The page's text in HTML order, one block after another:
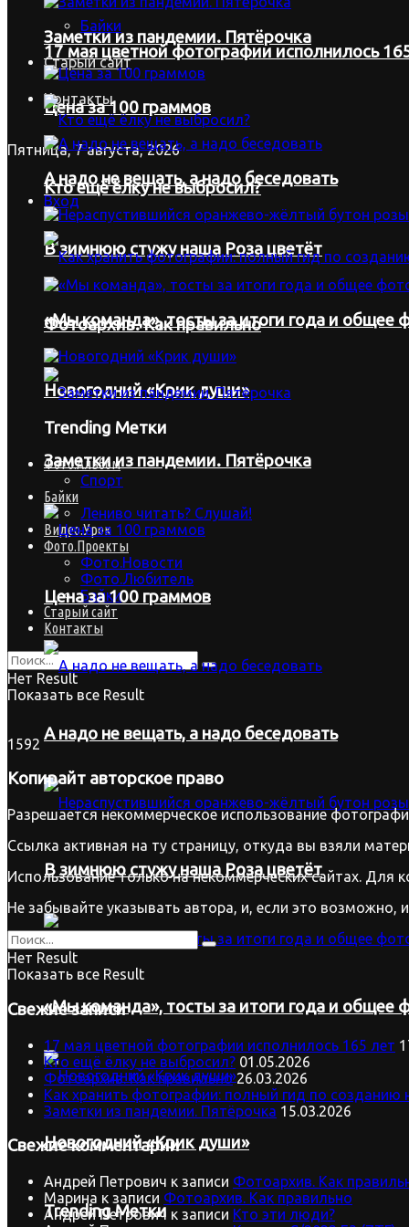
Байки
Старый сайт
Контакты
Пятница, 7 августа, 2026
Вход
Заметки из пандемии. Пятёрочка
Цена за 100 граммов
А надо не вещать, а надо беседовать
В зимнюю стужу наша Роза цветёт
«Мы команда», тосты за итоги года и общее
Новогодний «Крик души»
Trending Метки
Фото.Альбом
Спорт
Байки
Лениво читать? Слушай!
Видео.Урок
Фото.Проекты
Фото.Новости
Фото.Любитель
Байки
Старый сайт
Контакты
Нет Result
Показать все Result
17 мая цветной фотографии исполнилось
Кто ещё ёлку не выбросил?
Фотоархив. Как правильно
Заметки из пандемии. Пятёрочка
Цена за 100 граммов
А надо не вещать, а надо беседовать
В зимнюю стужу наша Роза цветёт
«Мы команда», тосты за итоги года и общее
Новогодний «Крик души»
Trending Метки
1592
Копирайт авторское право
Разрешается некоммерческое использование
Ссылка активная на ту страницу, откуда вы взяли
Использование только на некоммерческих сайтах.
Не забывайте указывать автора, и, если это возможно,
Нет Result
Показать все Result
Свежие записи
17 мая цветной фотографии исполнилось 165 лет
Кто ещё ёлку не выбросил? 01.05.2026
Фотоархив. Как правильно 26.03.2026
Как хранить фотографии: полный гид по созданию
Заметки из пандемии. Пятёрочка 15.03.2026
Свежие комментарии
Андрей Петрович к записи Фотоархив. Как
Марина к записи Фотоархив. Как правильно
Андрей Петрович к записи Кто эти люди?